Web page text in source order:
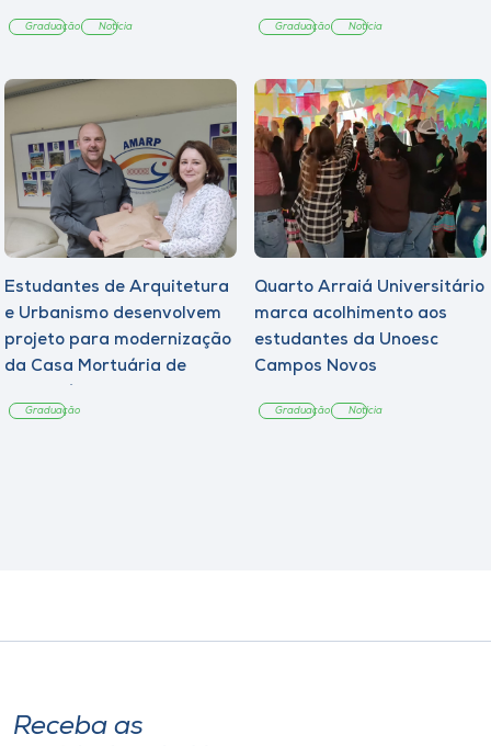
Graduação Notícia Graduação Notícia
Estudantes de Arquitetura
e Urbanismo desenvolvem
projeto para modernização
da Casa Mortuária de
Graduação
Quarto Arraiá Universitário
marca acolhimento aos
estudantes da Unoesc
Campos Novos
Graduação Notícia
Receba as